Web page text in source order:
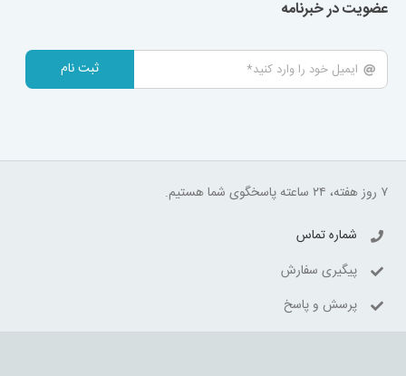
عضویت در خبرنامه
ثبت نام
۷ روز هفته، ۲۴ ساعته پاسخگوی شما هستیم.
شماره تماس
پیگیری سفارش
پرسش و پاسخ